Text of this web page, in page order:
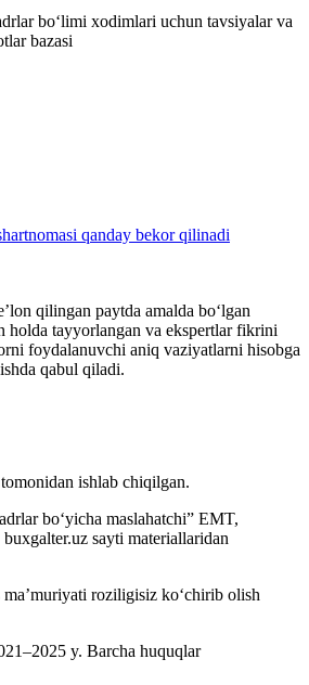
boʻlimi хodimlari uchun tavsiyalar va
bazasi
qanday bekor qilinadi
qilingan paytda amalda boʻlgan
holda tayyorlangan va ekspertlar fikrini
foydalanuvchi aniq vaziyatlarni hisobga
qabul qiladi.
ishlab chiqilgan.
boʻyicha maslahatchi” EMT,
sayti materiallaridan
roziligisiz koʻchirib olish
y. Barcha huquqlar